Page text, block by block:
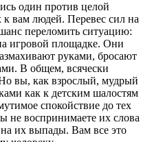
один против целой
вам людей. Перевес сил на
переломить ситуацию:
игровой площадке. Они
руками, бросают
В общем, всячески
вы, как взрослый, мудрый
как к детским шалостям
спокойствие до тех
не воспринимаете их слова
на их выпады. Вам все это